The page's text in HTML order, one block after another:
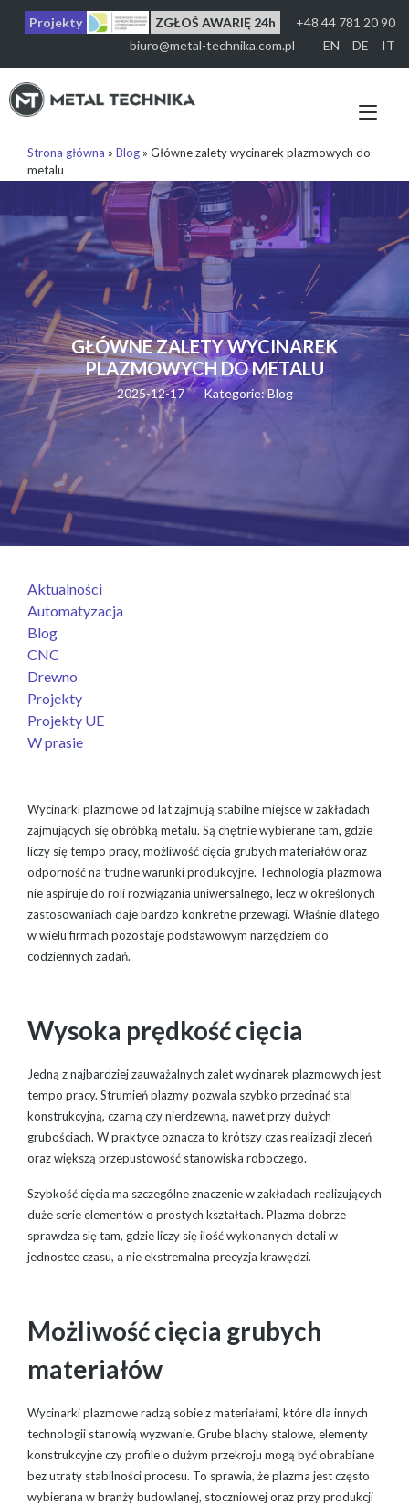
Projekty ZGŁOŚ AWARIĘ 24h
+48 44 781 20 90
biuro@metal-technika.com.pl
EN DE IT
Strona główna » Blog » Główne zalety wycinarek plazmowych do
metalu
GŁÓWNE ZALETY WYCINAREK
PLAZMOWYCH DO METALU
2025-12-17 Kategorie:Blog
Wycinarki plazmowe od lat zajmują stabilne miejsce w zakładach
zajmujących się obróbką metalu. Są chętnie wybierane tam, gdzie
liczy się tempo pracy, możliwość cięcia grubych materiałów oraz
odporność na trudne warunki produkcyjne. Technologia plazmowa
nie aspiruje do roli rozwiązania uniwersalnego, lecz w określonych
zastosowaniach daje bardzo konkretne przewagi. Właśnie dlatego
w wielu firmach pozostaje podstawowym narzędziem do
codziennych zadań.
Wysoka prędkość cięcia
Jedną z najbardziej zauważalnych zalet wycinarek plazmowych jest
tempo pracy. Strumień plazmy pozwala szybko przecinać stal
konstrukcyjną, czarną czy nierdzewną, nawet przy dużych
grubościach. W praktyce oznacza to krótszy czas realizacji zleceń
oraz większą przepustowość stanowiska roboczego.
Szybkość cięcia ma szczególne znaczenie w zakładach realizujących
duże serie elementów o prostych kształtach. Plazma dobrze
sprawdza się tam, gdzie liczy się ilość wykonanych detali w
jednostce czasu, a nie ekstremalna precyzja krawędzi.
Możliwość cięcia grubych
materiałów
Wycinarki plazmowe radzą sobie z materiałami, które dla innych
technologii stanowią wyzwanie. Grube blachy stalowe, elementy
konstrukcyjne czy profile o dużym przekroju mogą być obrabiane
bez utraty stabilności procesu. To sprawia, że plazma jest często
wybierana w branży budowlanej, stoczniowej oraz przy produkcji
Aktualności
Automatyzacja
Blog
CNC
Drewno
Projekty
Projekty UE
W prasie